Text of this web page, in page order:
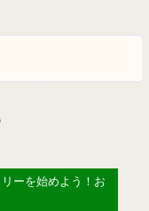
ーを始めよう！お